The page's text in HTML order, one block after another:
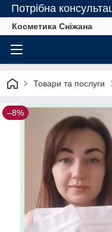
Потрібна
Косметика Сніжана
Товари та послуги
–8%